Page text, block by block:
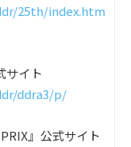
25th/index.htm
サイト
ddra3/p/
』公式サイト